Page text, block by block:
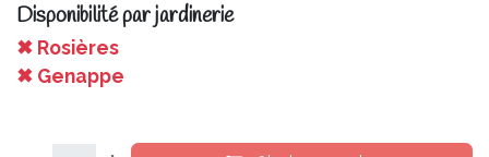
Disponibilité par jardinerie
✖ Rosières
✖ Genappe